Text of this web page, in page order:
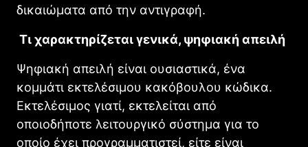
δικαιώματα από την αντιγραφή.
Τι χαρακτηρίζεται γενικά, ψηφιακή απειλή
Ψηφιακή απειλή είναι ουσιαστικά, ένα
κομμάτι εκτελέσιμου κακόβουλου κώδικα.
Εκτελέσιμος γιατί, εκτελείται από
οποιοδήποτε λειτουργικό σύστημα για το
οποίο έχει προγραμματιστεί, είτε είναι